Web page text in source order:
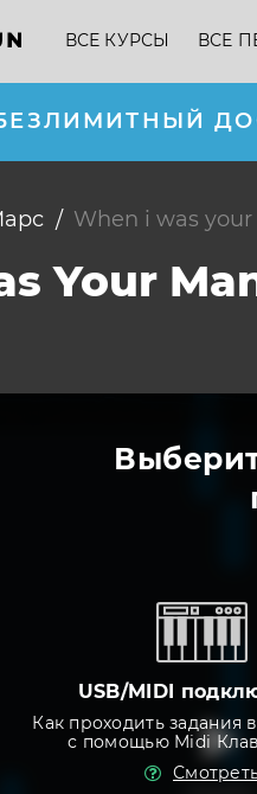
ВСЕ КУРСЫ ВСЕ
when i was
Your
USB/MIDI
Как проходить задания
с помощью Midi